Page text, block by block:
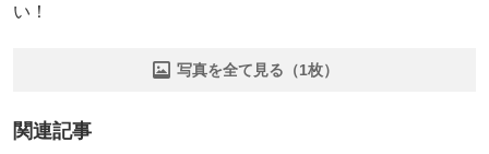
い！
写真を全て見る（1枚）
関連記事